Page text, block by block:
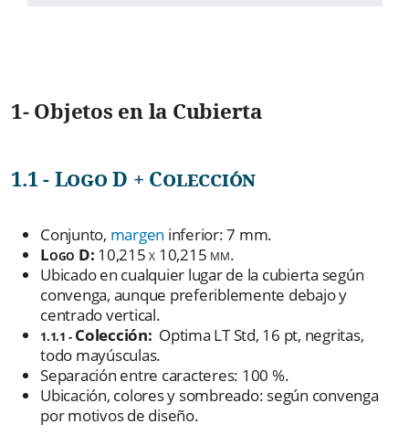
1- Objetos en la Cubierta
1.1 - Logo D + Colección
Conjunto, margen inferior: 7 mm.
Logo D: 10,215 x 10,215 mm.
Ubicado en cualquier lugar de la cubierta según
convenga, aunque preferiblemente debajo y
centrado vertical.
1.1.1 -Colección: Optima LT Std, 16 pt, negritas,
todo mayúsculas.
Separación entre caracteres: 100 %.
Ubicación, colores y sombreado: según convenga
por motivos de diseño.